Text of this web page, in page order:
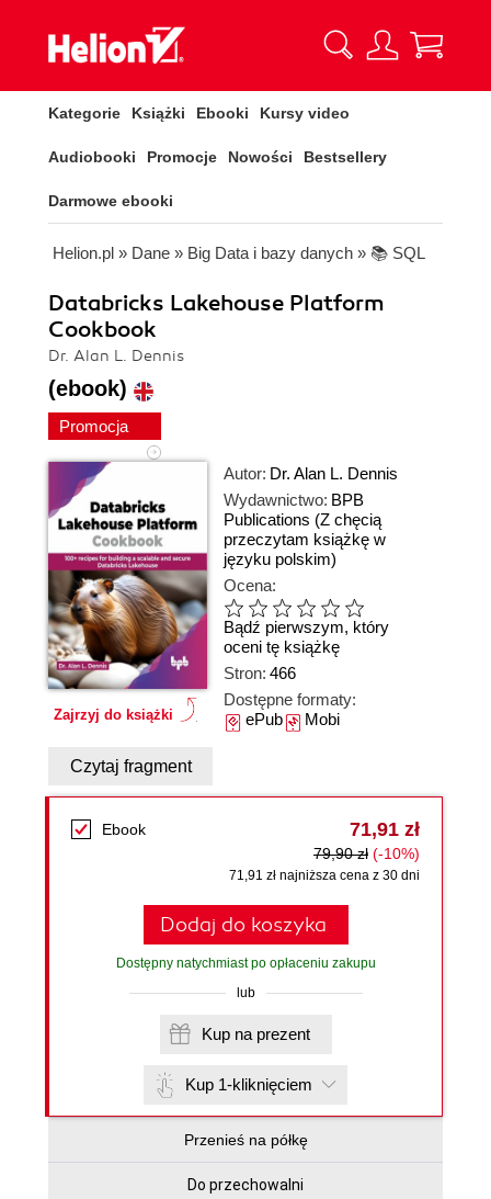
Kategorie Książki Ebooki Kursy video
Audiobooki Promocje Nowości Bestsellery
Darmowe ebooki
Helion.pl » Dane » Big Data i bazy danych » 📚 SQL
Databricks Lakehouse Platform
Cookbook
Dr. Alan L. Dennis
(ebook)
Promocja
Zajrzyj do książki
Autor: Dr. Alan L. Dennis
Wydawnictwo: BPB
Publications (Z chęcią
przeczytam książkę w
języku polskim)
Ocena:
Bądź pierwszym, który
oceni tę książkę
Stron: 466
Dostępne formaty:
ePubMobi
Czytaj fragment
Ebook 71,91 zł
79,90 zł (-10%)
71,91 zł najniższa cena z 30 dni
Dodaj do koszyka
Dostępny natychmiast po opłaceniu zakupu
lub
Kup na prezent
Kup 1-kliknięciem
Przenieś na półkę
Do przechowalni